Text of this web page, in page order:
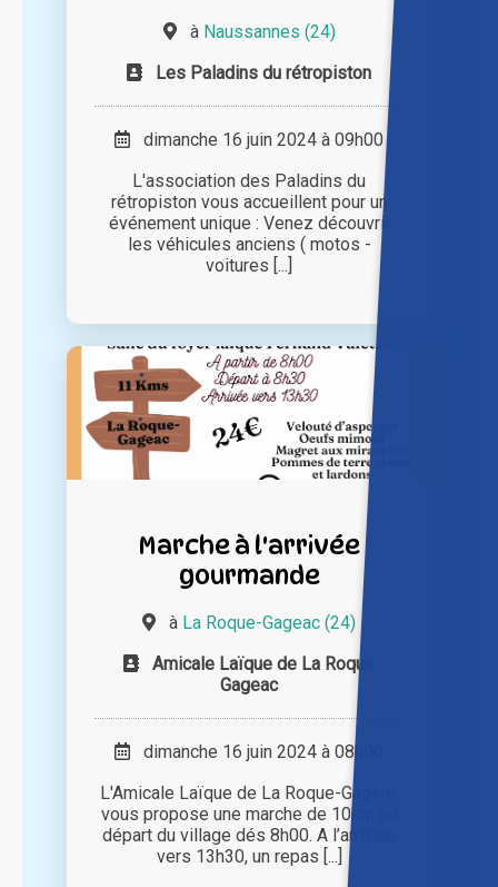
à Naussannes (24)
Les Paladins du rétropiston
dimanche 16 juin 2024 à 09h00
L'association des Paladins du
rétropiston vous accueillent pour un
événement unique : Venez découvrir
les véhicules anciens ( motos -
voitures [...]
Marche à l'arrivée
gourmande
à La Roque-Gageac (24)
Amicale Laïque de La Roque
Gageac
dimanche 16 juin 2024 à 08h00
L'Amicale Laïque de La Roque-Gageac
vous propose une marche de 10km au
départ du village dés 8h00. A l’arrivée,
vers 13h30, un repas [...]